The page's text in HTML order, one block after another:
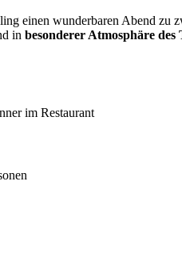
einen wunderbaren Abend
in besonderer Atmosphäre
im Restaurant